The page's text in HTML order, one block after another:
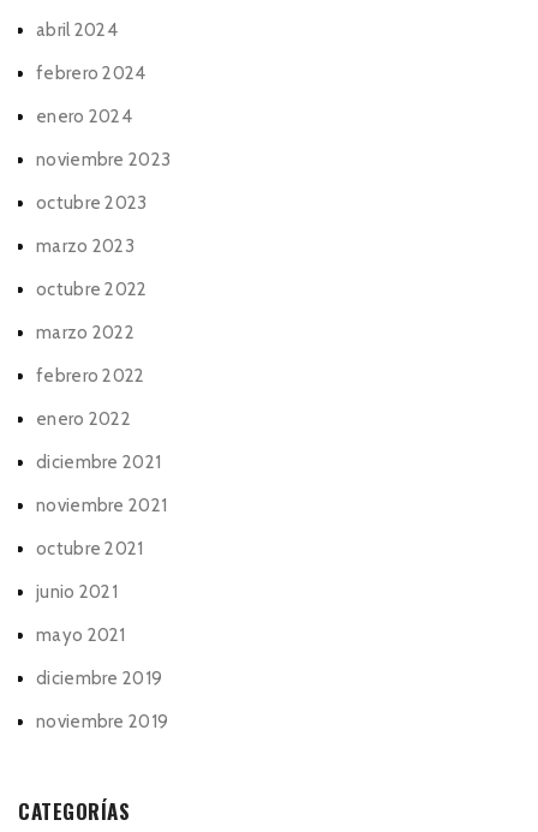
abril 2024
febrero 2024
enero 2024
noviembre 2023
octubre 2023
marzo 2023
octubre 2022
marzo 2022
febrero 2022
enero 2022
diciembre 2021
noviembre 2021
octubre 2021
junio 2021
mayo 2021
diciembre 2019
noviembre 2019
CATEGORÍAS